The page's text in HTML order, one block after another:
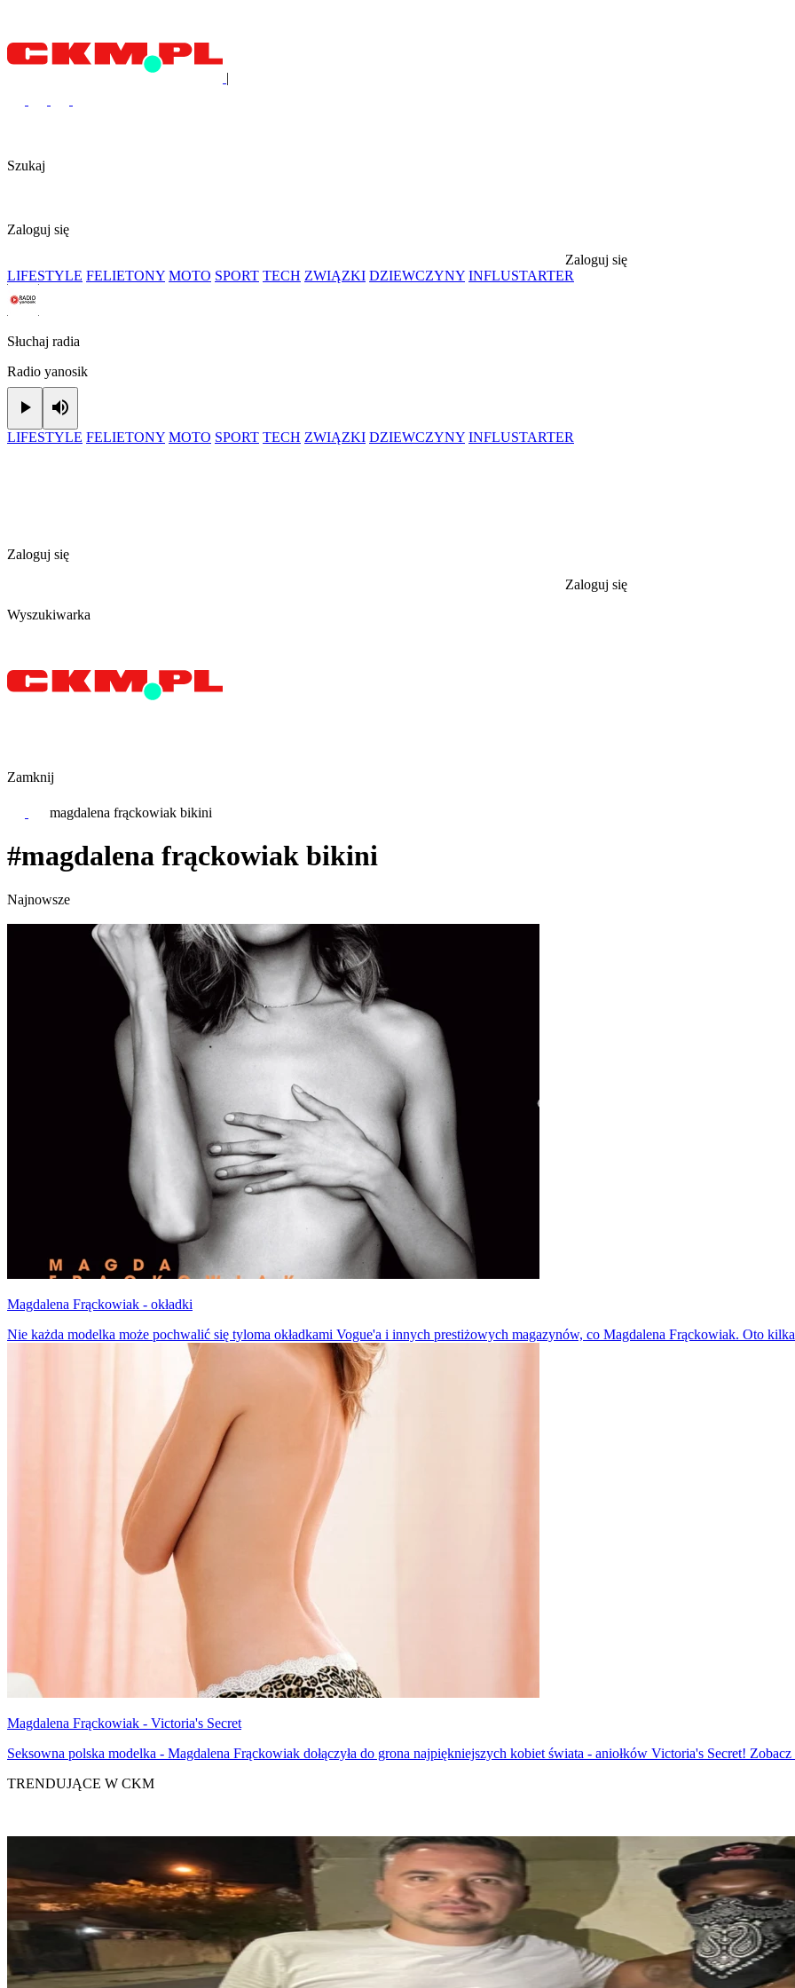
|
Szukaj
Zaloguj się
Zaloguj się
LIFESTYLE FELIETONY MOTO SPORT TECH ZWIĄZKI DZIEWCZYNY INFLUSTARTER
Słuchaj radia
Radio yanosik
Play
LIFESTYLE FELIETONY MOTO SPORT TECH ZWIĄZKI DZIEWCZYNY INFLUSTARTER
Zaloguj się
Zaloguj się
Wyszukiwarka
Zamknij
magdalena frąckowiak bikini
#magdalena frąckowiak bikini
Najnowsze
Magdalena Frąckowiak - okładki
Nie każda modelka może pochwalić się tyloma okładkami Vogue'a i innych prestiżowych magazynów, co Magdalena Frąckowiak. Oto
Magdalena Frąckowiak - Victoria's Secret
Seksowna polska modelka - Magdalena Frąckowiak dołączyła do grona najpiękniejszych kobiet świata - aniołków Victoria's Secret!
TRENDUJĄCE W CKM